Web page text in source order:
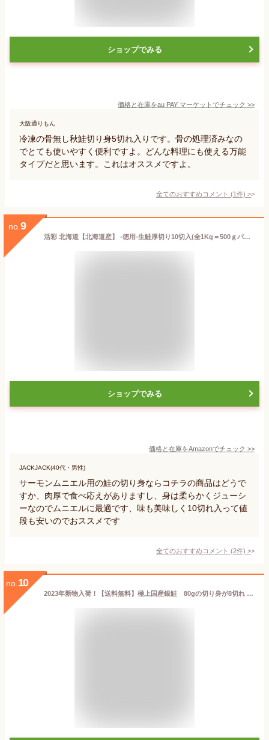
ショップでみる
価格と在庫をau PAY マーケット でチェック >>
大阪通りもん
冷凍の骨無し秋鮭切り身5切れ入りです。骨の処理済みなの
でとても使いやすく便利ですよ。どんな料理にも使える万能
タイプだと思います。これはオススメですよ。
全てのおすすめコメント (1件) >
no. 9
活彩 北海道【北海道産】 -徳用-生鮭厚切り10切入(全1Kg＝500ｇパック×2) サケ / さけ / サーモン
ショップでみる
価格と在庫をAmazonでチェック >>
JACKJACK(40代・男性)
サーモンムニエル用の鮭の切り身ならコチラの商品はどうで
すか、肉厚で食べ応えがありますし、身は柔らかくジューシ
ーなのでムニエルに最適です、味も美味しく10切れ入って値
段も安いのでおススメです
全てのおすすめコメント (2件) >
no. 10
2023年新物入荷！【送料無料】極上国産銀鮭 80gの切り身が8切れ 銀鮭 甘塩銀鮭 銀鮭切り身 甘塩鮭切り身 魚 塩焼き ご飯のお供 お弁当 酒のつまみ 切り身 国産 美味しい 絶品 父の日 お中元 お歳暮 敬老の日 鮭切り身 鮭のギフト お歳暮 お中元 お弁当サイズ